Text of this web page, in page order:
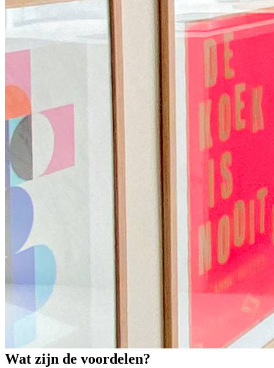
Wat zijn de voordelen?